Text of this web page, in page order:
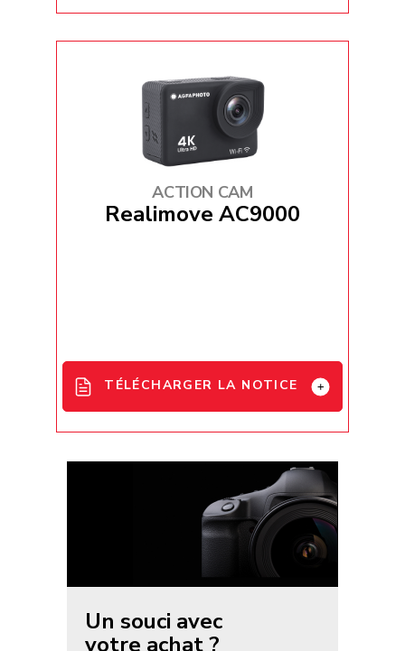
r_Manual_EN / FR / DE / IT
_AgfaPhoto_AC9500
ACTION CAM
Realimove AC9000
TÉLÉCHARGER LA NOTICE
ES / IT / PT / HU
AC9000 User Manual - PL
AC9000 User Manual - DU
AC9000 User Manual - RO
French_EU_Declaration_Conformity
AC9000 User Manual - SL
Un souci avec
votre achat ?